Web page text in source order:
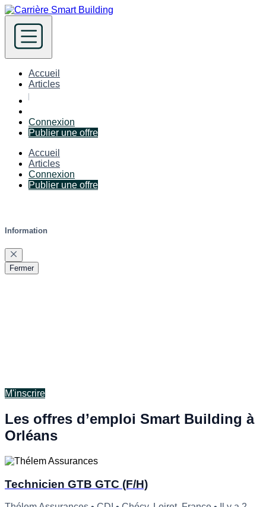
Accueil
Articles
Connexion
Publier une offre
Accueil
Articles
Connexion
Publier une offre
Information
Fermer
M'inscrire
Les offres d’emploi Smart Building à
Orléans
Technicien GTB GTC (F/H)